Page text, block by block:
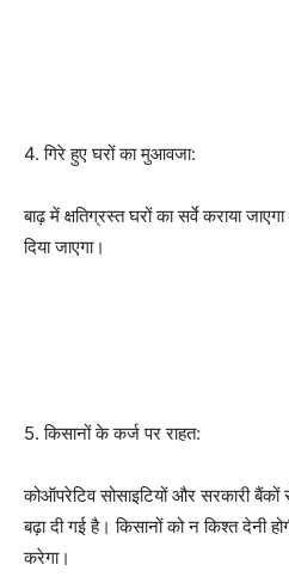
4. गिरे हुए घरों का मुआवजा:
बाढ़ में क्षतिग्रस्त घरों का सर्वे कराया
दिया जाएगा।
5. किसानों के कर्ज पर राहत:
कोऑपरेटिव सोसाइटियों और सरकारी
बढ़ा दी गई है। किसानों को न किश्त देनी
करेगा।